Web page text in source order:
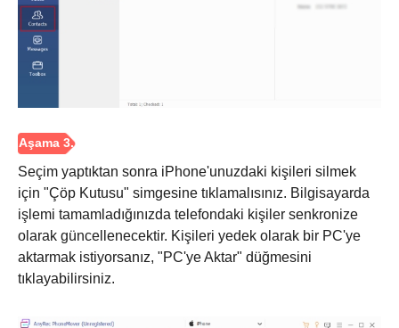
Adım 2.
Seçim yaptıktan sonra iPhone'unuzdaki kişileri silmek
için "Çöp Kutusu" simgesine tıklamalısınız. Bilgisayarda
işlemi tamamladığınızda telefondaki kişiler senkronize
olarak güncellenecektir. Kişileri yedek olarak bir PC'ye
aktarmak istiyorsanız, "PC'ye Aktar" düğmesini
tıklayabilirsiniz.